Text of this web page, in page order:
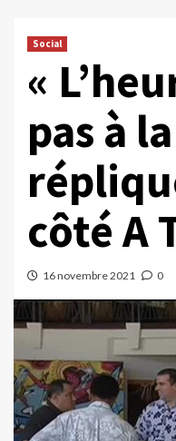
Social
«
pas à
côté A
16 novembre 2021 0